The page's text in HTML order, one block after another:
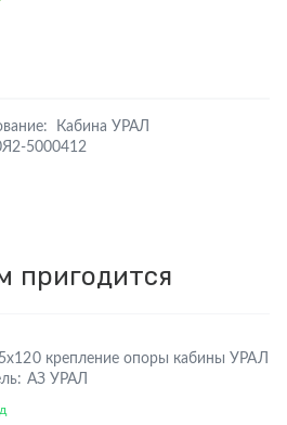
Кабина УРАЛ
5000412
пригодится
крепление опоры кабины УРАЛ
АЗ УРАЛ